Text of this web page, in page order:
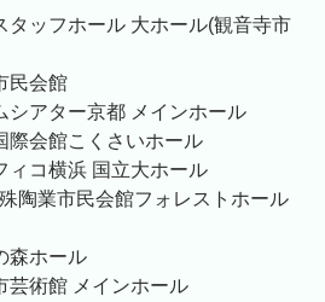
タッフホール 大ホール(観音寺市
民会館
シアター京都 メインホール
際会館こくさいホール
ィコ横浜 国立大ホール
陶業市民会館フォレストホール
森ホール
芸術館 メインホール